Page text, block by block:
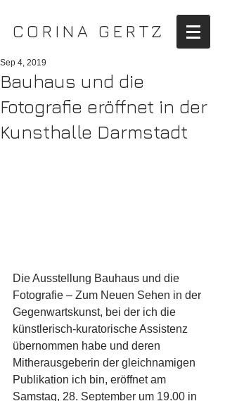
CORINA GERTZ
Bauhaus und die
Fotografie eröffnet in der
Kunsthalle Darmstadt
Sep 4, 2019
Die Ausstellung Bauhaus und die
Fotografie – Zum Neuen Sehen in der
Gegenwartskunst, bei der ich die
künstlerisch-kuratorische Assistenz
übernommen habe und deren
Mitherausgeberin der gleichnamigen
Publikation ich bin, eröffnet am
Samstag, 28. September um 19.00 in